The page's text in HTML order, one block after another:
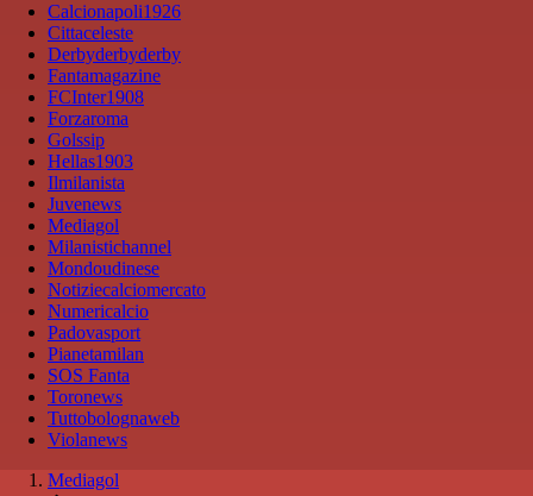
Calcionapoli1926
Cittaceleste
Derbyderbyderby
Fantamagazine
FCInter1908
Forzaroma
Golssip
Hellas1903
Ilmilanista
Juvenews
Mediagol
Milanistichannel
Mondoudinese
Notiziecalciomercato
Numericalcio
Padovasport
Pianetamilan
SOS Fanta
Toronews
Tuttobolognaweb
Violanews
Mediagol